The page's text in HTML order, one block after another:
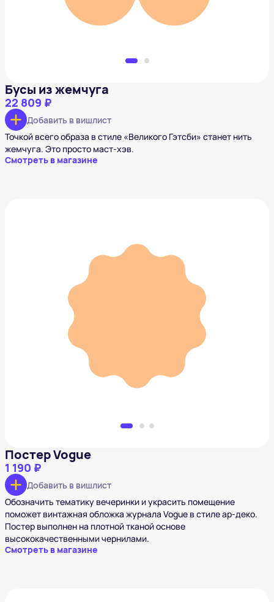
Бусы из жемчуга
22 809 ₽
Добавить в вишлист
Точкой всего образа в стиле «Великого Гэтсби» станет нить
жемчуга. Это просто маст-хэв.
Смотреть в магазине
Постер Vogue
1 190 ₽
Добавить в вишлист
Обозначить тематику вечеринки и украсить помещение
поможет винтажная обложка журнала Vogue в стиле ар-деко.
Постер выполнен на плотной тканой основе
высококачественными чернилами.
Смотреть в магазине